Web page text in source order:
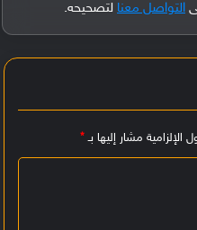
التواصل معنا لتصحيحه.
الإلزامية مشار إليها بـ*